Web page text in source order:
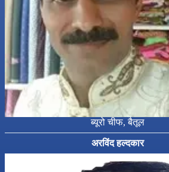
ब्यूरो चीफ, बैतूल
अरविंद हल्दकार